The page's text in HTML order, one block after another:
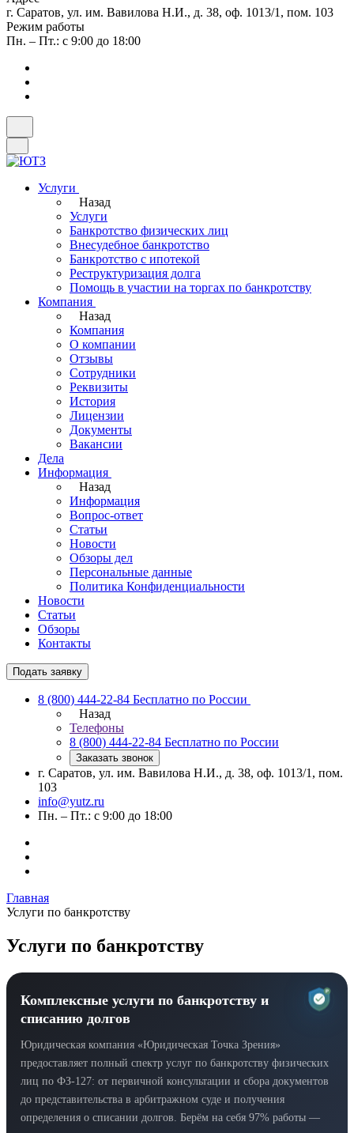
г. Саратов, ул. им. Вавилова Н.И., д. 38, оф. 1013/1, пом. 103
Режим работы
Пн. – Пт.: с 9:00 до 18:00
Услуги
Назад
Услуги
Банкротство физических лиц
Внесудебное банкротство
Банкротство с ипотекой
Реструктуризация долга
Помощь в участии на торгах по банкротству
Компания
Назад
Компания
О компании
Отзывы
Сотрудники
Реквизиты
История
Лицензии
Документы
Вакансии
Дела
Информация
Назад
Информация
Вопрос-ответ
Статьи
Новости
Обзоры дел
Персональные данные
Политика Конфиденциальности
Новости
Статьи
Обзоры
Контакты
Подать заявку
8 (800) 444-22-84 Бесплатно по России
Назад
Телефоны
8 (800) 444-22-84 Бесплатно по России
Заказать звонок
г. Саратов, ул. им. Вавилова Н.И., д. 38, оф. 1013/1, пом.
103
info@yutz.ru
Пн. – Пт.: с 9:00 до 18:00
Главная
Услуги по банкротству
Услуги по банкротству
P
Комплексные услуги по банкротству и
списанию долгов
Юридическая компания «Юридическая Точка Зрения»
предоставляет полный спектр услуг по банкротству физических
лиц по ФЗ‑127: от первичной консультации и сбора документов
до представительства в арбитражном суде и получения
определения о списании долгов. Берём на себя 97% работы —